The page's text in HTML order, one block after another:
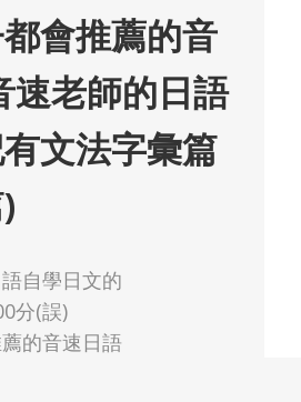
會推薦的音
速老師的日語
文法字彙篇
自學日文的
分(誤)
的音速日語